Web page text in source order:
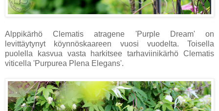
Alppikärhö Clematis atragene 'Purple Dream' on
levittäytynyt köynnöskaareen vuosi vuodelta. Toisella
puolella kasvua vasta harkitsee tarhaviinikärhö Clematis
viticella 'Purpurea Plena Elegans'.